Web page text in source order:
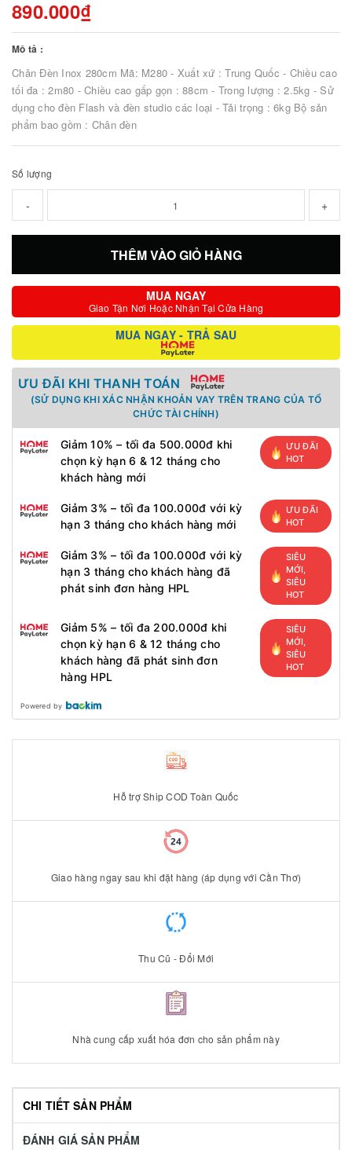
890.000₫
Mô tả :
Chân Đèn Inox 280cm Mã: M280 - Xuất xứ : Trung Quốc - Chiều cao
tối đa : 2m80 - Chiều cao gấp gọn : 88cm - Trong lượng : 2.5kg - Sử
dụng cho đèn Flash và đèn studio các loại - Tải trọng : 6kg Bộ sản
phẩm bao gồm : Chân đèn
Số lượng
- +
THÊM VÀO GIỎ HÀNG
MUA NGAY
Giao Tận Nơi Hoặc Nhận Tại Cửa Hàng
MUA NGAY - TRẢ SAU
ƯU ĐÃI KHI THANH TOÁN
(SỬ DỤNG KHI XÁC NHẬN KHOẢN VAY TRÊN TRANG CỦA TỔ
CHỨC TÀI CHÍNH)
Giảm 10% – tối đa 500.000đ khi
chọn kỳ hạn 6 & 12 tháng cho
khách hàng mới
ƯU ĐÃI
HOT
Giảm 3% – tối đa 100.000đ với kỳ
hạn 3 tháng cho khách hàng mới
ƯU ĐÃI
HOT
Giảm 3% – tối đa 100.000đ với kỳ
hạn 3 tháng cho khách hàng đã
phát sinh đơn hàng HPL
SIÊU
MỚI,
SIÊU
HOT
Giảm 5% – tối đa 200.000đ khi
chọn kỳ hạn 6 & 12 tháng cho
khách hàng đã phát sinh đơn
hàng HPL
SIÊU
MỚI,
SIÊU
HOT
Powered by
Hỗ trợ Ship COD Toàn Quốc
Giao hàng ngay sau khi đặt hàng (áp dụng với Cần Thơ)
Thu Cũ - Đổi Mới
Nhà cung cấp xuất hóa đơn cho sản phẩm này
CHI TIẾT SẢN PHẨM
ĐÁNH GIÁ SẢN PHẨM